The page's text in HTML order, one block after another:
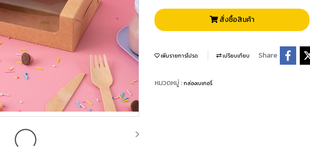
สั่งซื้อสินค้า
เพิ่มรายการโปรด เปรียบเทียบ Share
หมวดหมู่ : กล่องเบเกอรี่